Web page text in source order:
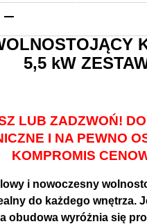
5,5 kW
LUB ZADZWOŃ!
I NA PEWNO
KOMPROMIS
i nowoczesny
do każdego wnętrza.
obudowa wyróżnia się